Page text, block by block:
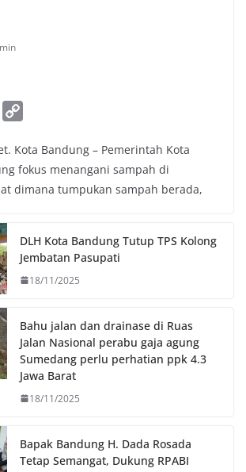
W
p
y
L
n
k
Kota Bandung – Pemerintah Kota
fokus menangani sampah di
dimana tumpukan sampah berada,
DLH Kota Bandung Tutup TPS Kolong
Jembatan Pasupati
18/11/2025
Bahu jalan dan drainase di Ruas
Jalan Nasional perabu gaja agung
Sumedang perlu perhatian ppk 4.3
Jawa Barat
18/11/2025
Bapak Bandung H. Dada Rosada
Tetap Semangat, Dukung RPABI